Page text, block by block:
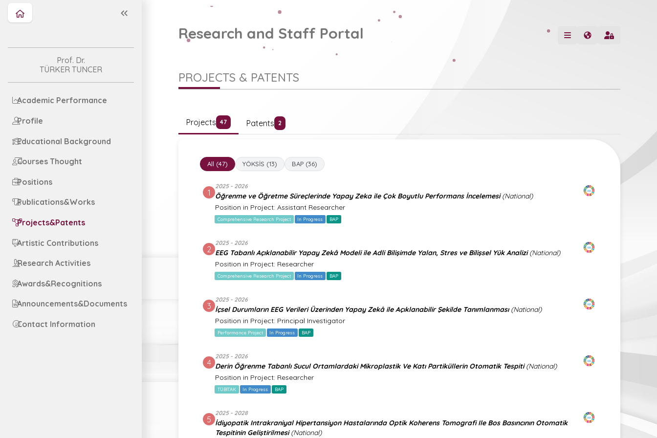
Prof. Dr.
TÜRKER TUNCER
Academic Performance
Profile
Educational Background
Courses Thought
Positions
Publications&Works
Projects&Patents
Artistic Contributions
Research Activities
Awards&Recognitions
Announcements&Documents
Contact Information
Research and Staff Portal
PROJECTS & PATENTS
Projects 47 Patents 2
All (47) YÖKSİS (13) BAP (36)
1
2025 - 2026
Öğrenme ve Öğretme Süreçlerinde Yapay Zeka ile Çok Boyutlu Performans İncelemesi (National)
Position in Project: Assistant Researcher
Comprehensive Research Project In Progress BAP
2
2025 - 2026
EEG Tabanlı Açıklanabilir Yapay Zekâ Modeli ile Adli Bilişimde Yalan, Stres ve Bilişsel Yük Analizi (National)
Position in Project: Researcher
Comprehensive Research Project In Progress BAP
3
2025 - 2026
İçsel Durumların EEG Verileri Üzerinden Yapay Zekâ ile Açıklanabilir Şekilde Tanımlanması (National)
Position in Project: Principal Investigator
Performance Project In Progress BAP
4
2025 - 2026
Derin Öğrenme Tabanlı Sucul Ortamlardaki Mikroplastik Ve Katı Partiküllerin Otomatik Tespiti (National)
Position in Project: Researcher
TÜBİTAK In Progress BAP
5
2025 - 2028
İdiyopatik Intrakraniyal Hipertansiyon Hastalarında Optik Koherens Tomografi Ile Bos Basıncının Otomatik
Tespitinin Geliştirilmesi (National)